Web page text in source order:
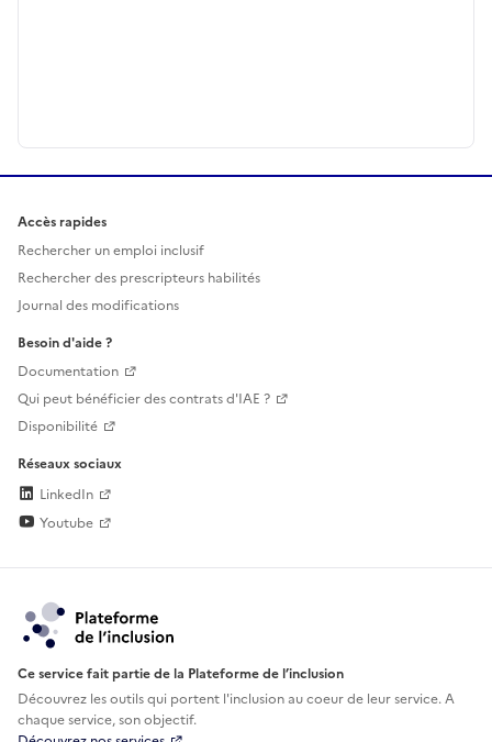
Accès rapides
Rechercher un emploi inclusif
Rechercher des prescripteurs habilités
Journal des modifications
Besoin d'aide ?
Documentation
Qui peut bénéficier des contrats d'IAE ?
Disponibilité
Réseaux sociaux
LinkedIn
Youtube
Ce service fait partie de la Plateforme de l’inclusion
Découvrez les outils qui portent l'inclusion aucoeur de leur service. A
chaque service, son objectif.